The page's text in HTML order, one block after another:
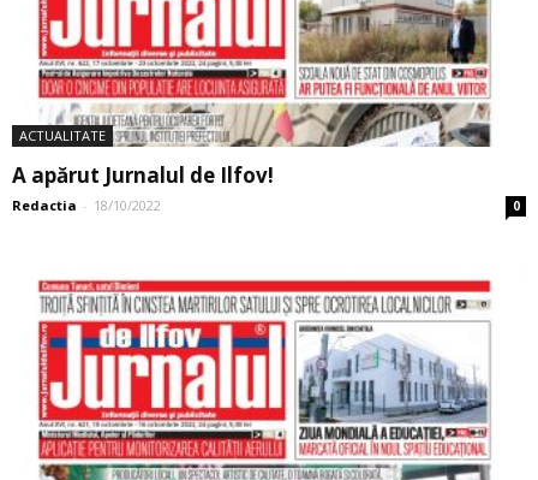
ACTUALITATE
A apărut Jurnalul de Ilfov!
Redactia - 18/10/2022 0